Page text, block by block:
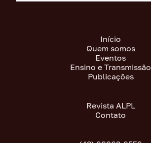
Início
Quem somos
Eventos
Ensino e Transmissão
Publicações
Revista ALPL
Contato